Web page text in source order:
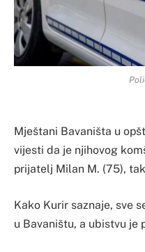
Mještani Bavaništa u
vijesti da je njihovog
prijatelj Milan M. (75),
Kako Kurir saznaje, sve
u Bavaništu, a ubistvu je